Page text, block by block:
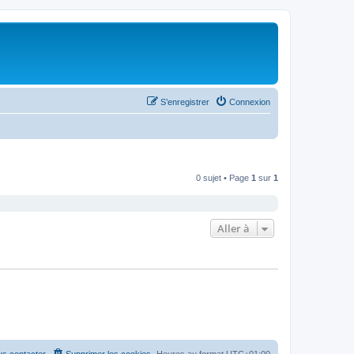
Connexion
S’enregistrer
0 sujet • Page 1 sur 1
Aller à